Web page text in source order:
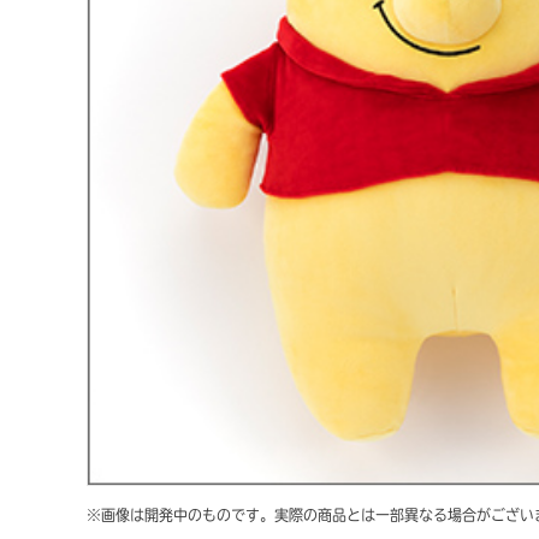
※画像は開発中のものです。実際の商品とは一部異なる場合がござい